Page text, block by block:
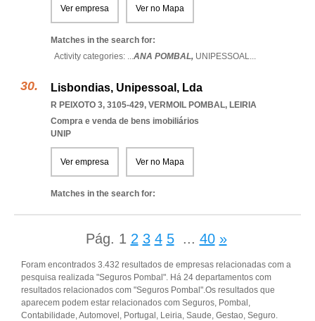
Ver empresa Ver no Mapa
Matches in the search for:
Activity categories: ...ANA POMBAL, UNIPESSOAL...
Lisbondias, Unipessoal, Lda
R PEIXOTO 3, 3105-429, VERMOIL POMBAL, LEIRIA
Compra e venda de bens imobiliários
UNIP
Ver empresa Ver no Mapa
Matches in the search for:
Pág. 1 2 3 4 5 ... 40 »
Foram encontrados 3.432 resultados de empresas relacionadas com a
pesquisa realizada "Seguros Pombal". Há 24 departamentos com
resultados relacionados com "Seguros Pombal".Os resultados que
aparecem podem estar relacionados com Seguros, Pombal,
Contabilidade, Automovel, Portugal, Leiria, Saude, Gestao, Seguro.